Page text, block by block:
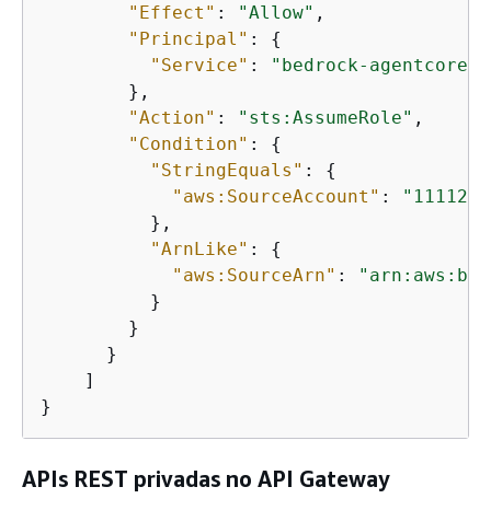
"Effect" : "Allow" ,
"Principal" : {
"Service" :
"bedrock-
        },
"Action" : "sts:AssumeRole" ,
"Condition" : {
"StringEquals" : {
"aws:SourceAccount" :
          },
"ArnLike" : {
"aws:SourceArn" :
          }
        }
      }
    ]
}
APIs REST privadas no API Gateway